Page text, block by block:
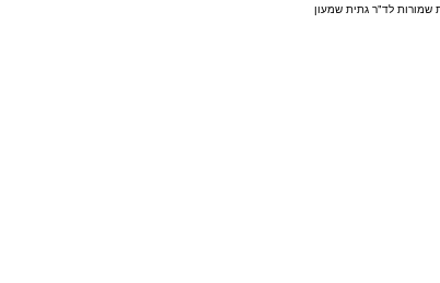
שמורות לד"ר גתית שמעון